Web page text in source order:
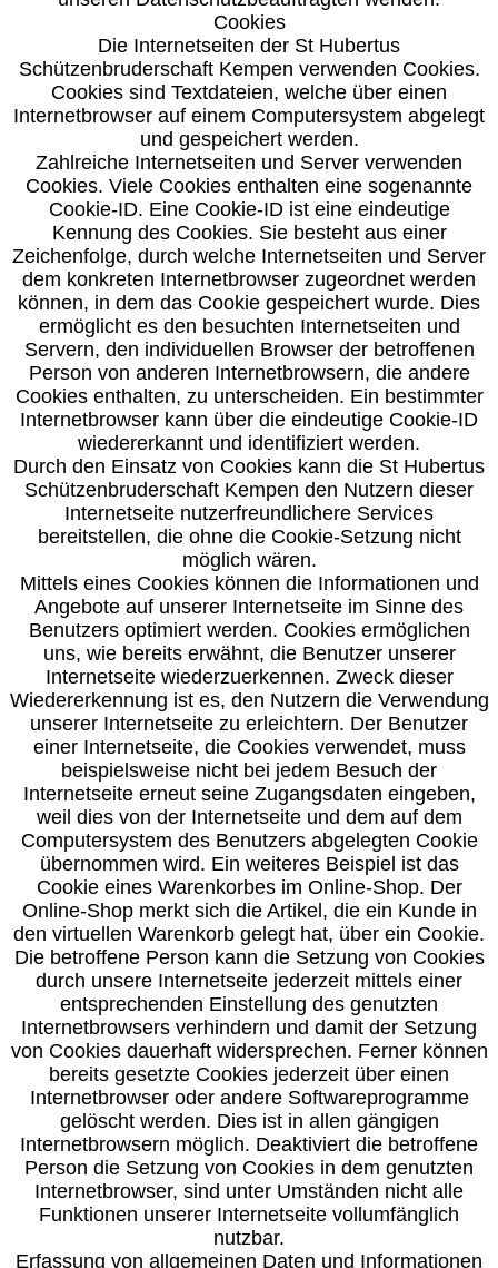
Cookies
Die Internetseiten der St Hubertus
Schützenbruderschaft Kempen verwenden Cookies.
Cookies sind Textdateien, welche über einen
Internetbrowser auf einem Computersystem abgelegt
und gespeichert werden.
Zahlreiche Internetseiten und Server verwenden
Cookies. Viele Cookies enthalten eine sogenannte
Cookie-ID. Eine Cookie-ID ist eine eindeutige
Kennung des Cookies. Sie besteht aus einer
Zeichenfolge, durch welche Internetseiten und Server
dem konkreten Internetbrowser zugeordnet werden
können, in dem das Cookie gespeichert wurde. Dies
ermöglicht es den besuchten Internetseiten und
Servern, den individuellen Browser der betroffenen
Person von anderen Internetbrowsern, die andere
Cookies enthalten, zu unterscheiden. Ein bestimmter
Internetbrowser kann über die eindeutige Cookie-ID
wiedererkannt und identifiziert werden.
Durch den Einsatz von Cookies kann die St Hubertus
Schützenbruderschaft Kempen den Nutzern dieser
Internetseite nutzerfreundlichere Services
bereitstellen, die ohne die Cookie-Setzung nicht
möglich wären.
Mittels eines Cookies können die Informationen und
Angebote auf unserer Internetseite im Sinne des
Benutzers optimiert werden. Cookies ermöglichen
uns, wie bereits erwähnt, die Benutzer unserer
Internetseite wiederzuerkennen. Zweck dieser
Wiedererkennung ist es, den Nutzern die Verwendung
unserer Internetseite zu erleichtern. Der Benutzer
einer Internetseite, die Cookies verwendet, muss
beispielsweise nicht bei jedem Besuch der
Internetseite erneut seine Zugangsdaten eingeben,
weil dies von der Internetseite und dem auf dem
Computersystem des Benutzers abgelegten Cookie
übernommen wird. Ein weiteres Beispiel ist das
Cookie eines Warenkorbes im Online-Shop. Der
Online-Shop merkt sich die Artikel, die ein Kunde in
den virtuellen Warenkorb gelegt hat, über ein Cookie.
Die betroffene Person kann die Setzung von Cookies
durch unsere Internetseite jederzeit mittels einer
entsprechenden Einstellung des genutzten
Internetbrowsers verhindern und damit der Setzung
von Cookies dauerhaft widersprechen. Ferner können
bereits gesetzte Cookies jederzeit über einen
Internetbrowser oder andere Softwareprogramme
gelöscht werden. Dies ist in allen gängigen
Internetbrowsern möglich. Deaktiviert die betroffene
Person die Setzung von Cookies in dem genutzten
Internetbrowser, sind unter Umständen nicht alle
Funktionen unserer Internetseite vollumfänglich
nutzbar.
Erfassung von allgemeinen Daten und Informationen